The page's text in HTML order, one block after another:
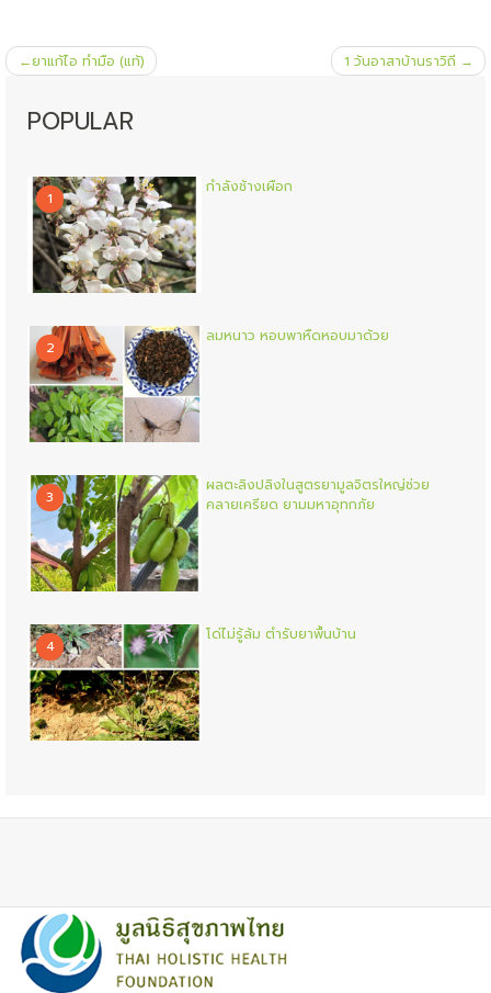
แนะแนว
เรื่อง
ยาแก้ไอ ทำมือ (แท้) 1 วันอาสาบ้านราวิถี
POPULAR
1
กำลังช้างเผือก
2
ลมหนาว หอบพาหืดหอบมาด้วย
3
ผลตะลิงปลิงในสูตรยามูลจิตรใหญ่ช่วย
คลายเครียด ยามมหาอุทกภัย
4
โด่ไม่รู้ล้ม ตำรับยาพื้นบ้าน